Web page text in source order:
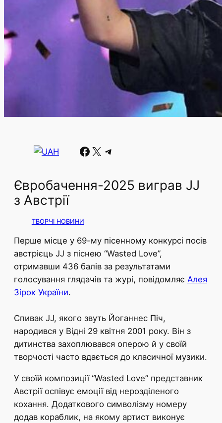
Facebook X Telegram
Євробачення-2025 виграв JJ
з Австрії
ТВОРЧІ НОВИНИ
Перше місце у 69-му пісенному конкурсі посів
австрієць JJ з піснею “Wasted Love”,
отримавши 436 балів за результатами
голосування глядачів та журі, повідомляє Алея
Зірок України.
Спивак JJ, якого звуть Йоганнес Піч,
народився у Відні 29 квітня 2001 року. Він з
дитинства захоплювався оперою й у своїй
творчості часто вдається до класичної музики.
У своїй композиції “Wasted Love” представник
Австрії оспівує емоції від нерозділеного
кохання. Додаткового символізму номеру
додав кораблик, на якому артист виконує